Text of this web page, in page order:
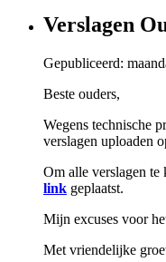
Verslagen
Gepubliceerd:
Beste ouders,
Wegens technische
verslagen uploaden
Om alle verslagen te
link geplaatst.
Mijn excuses voor
Met vriendelijke